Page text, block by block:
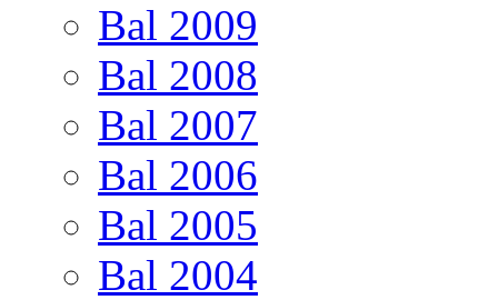
Bal 2009
Bal 2008
Bal 2007
Bal 2006
Bal 2005
Bal 2004